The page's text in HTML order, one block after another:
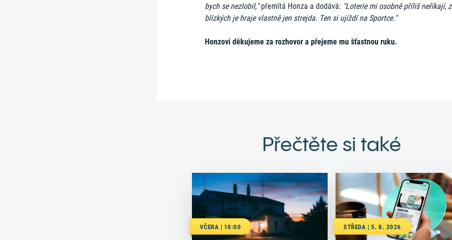
bych se nezlobil,"přemítá Honza a dodává: "Loterie mi osobně příliš neříkají, z
blízkých je hraje vlastně jen strejda. Ten si ujíždí na Sportce."
Honzovi děkujeme za rozhovor a přejeme mu šťastnou ruku.
Přečtěte si také
VČERA | 10:00 STŘEDA | 5. 8. 2026